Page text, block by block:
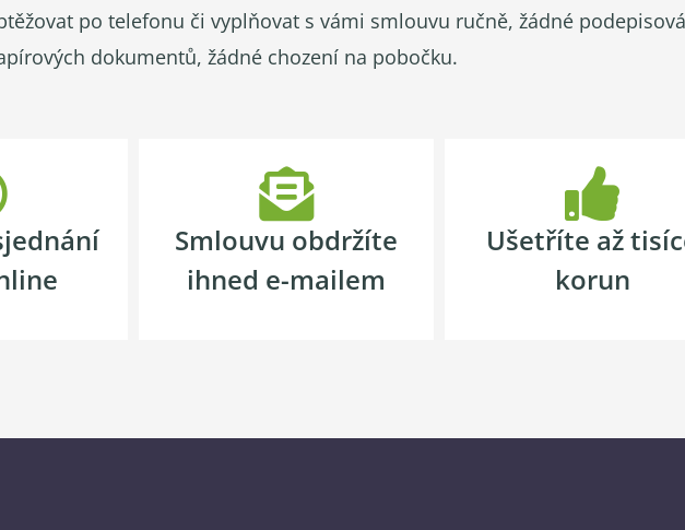
po telefonu či vyplňovat s vámi smlouvu ručně, žádné
dokumentů, žádné chození na pobočku.
Smlouvu obdržíte
ihned e-mailem
Ušetříte až
korun